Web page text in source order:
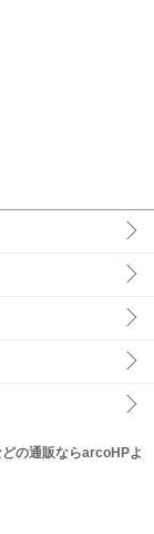
の通販ならarcoHPよ